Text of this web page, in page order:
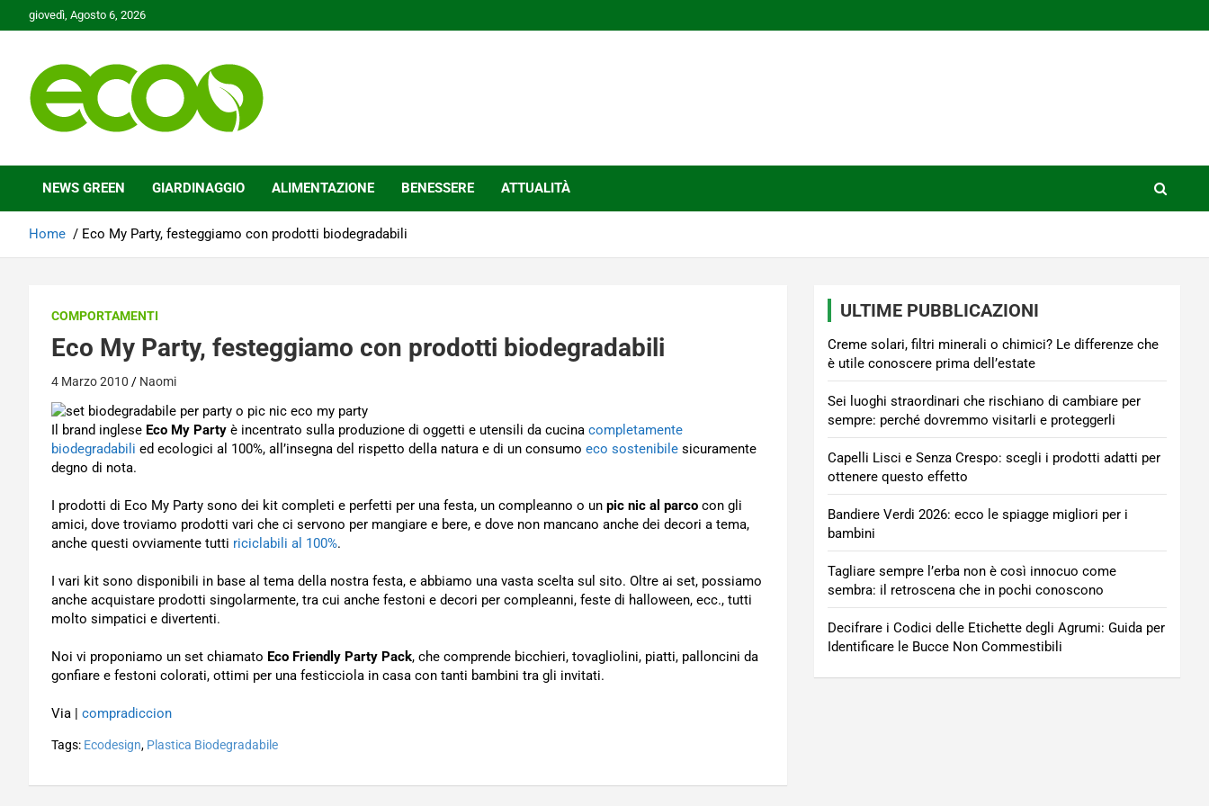
to
giovedì, Agosto 6, 2026
Ecoo.it
NEWS GREEN GIARDINAGGIO ALIMENTAZIONE BENESSERE ATTUALITÀ
Home Eco My Party, festeggiamo con prodotti biodegradabili
COMPORTAMENTI
Eco My Party, festeggiamo con prodotti biodegradabili
4 Marzo 2010 Naomi
Il brand inglese Eco My Party è incentrato sulla produzione di oggetti e utensili da cucina completamente
biodegradabili ed ecologici al 100%, all’insegna del rispetto della natura e di un consumo eco sostenibile sicuramente
degno di nota.
I prodotti di Eco My Party sono dei kit completi e perfetti per una festa, un compleanno o un pic nic al parco con gli
amici, dove troviamo prodotti vari che ci servono per mangiare e bere, e dove non mancano anche dei decori a tema,
anche questi ovviamente tutti riciclabili al 100%.
I vari kit sono disponibili in base al tema della nostra festa, e abbiamo una vasta scelta sul sito. Oltre ai set, possiamo
anche acquistare prodotti singolarmente, tra cui anche festoni e decori per compleanni, feste di halloween, ecc., tutti
molto simpatici e divertenti.
Noi vi proponiamo un set chiamato Eco Friendly Party Pack, che comprende bicchieri, tovagliolini, piatti, palloncini da
gonfiare e festoni colorati, ottimi per una festicciola in casa con tanti bambini tra gli invitati.
Via | compradiccion
Tags: Ecodesign, Plastica Biodegradabile
ULTIME PUBBLICAZIONI
Creme solari, filtri minerali o chimici? Le differenze che
è utile conoscere prima dell’estate
Sei luoghi straordinari che rischiano di cambiare per
sempre: perché dovremmo visitarli e proteggerli
Capelli Lisci e Senza Crespo: scegli i prodotti adatti per
ottenere questo effetto
Bandiere Verdi 2026: ecco le spiagge migliori per i
bambini
Tagliare sempre l’erba non è così innocuo come
sembra: il retroscena che in pochi conoscono
Decifrare i Codici delle Etichette degli Agrumi: Guida per
Identificare le Bucce Non Commestibili